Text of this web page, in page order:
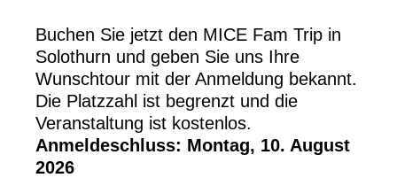
Buchen Sie jetzt den MICE Fam Trip in
Solothurn und geben Sie uns Ihre
Wunschtour mit der Anmeldung bekannt.
Die Platzzahl ist begrenzt und die
Veranstaltung ist kostenlos.
Anmeldeschluss: Montag, 10. August
2026